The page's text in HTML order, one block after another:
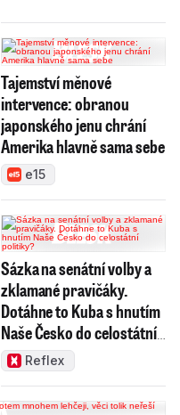
Tajemství měnové
intervence: obranou
japonského jenu chrání
Amerika hlavně sama sebe
e15
Sázka na senátní volby a
zklamané pravičáky.
Dotáhne to Kuba s hnutím
Naše Česko do celostátní
politiky?
Reflex